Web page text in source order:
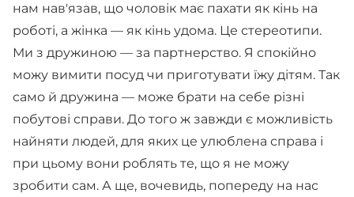
нам нав'язав, що чоловік має пахати як кінь на
роботі, а жінка — як кінь удома. Це стереотипи.
Ми з дружиною — за партнерство. Я спокійно
можу вимити посуд чи приготувати їжу дітям. Так
само й дружина — може брати на себе різні
побутові справи. До того ж завжди є можливість
найняти людей, для яких це улюблена справа і
при цьому вони роблять те, що я не можу
зробити сам. А ще, вочевидь, попереду на нас